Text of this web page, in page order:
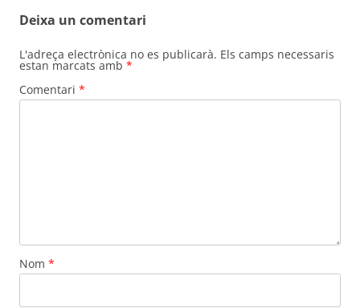
Deixa un comentari
L'adreça electrònica no es publicarà. Els camps necessaris
estan marcats amb *
Comentari *
Nom *